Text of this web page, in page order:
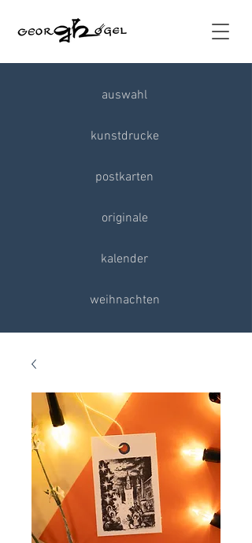
auswahl
kunstdrucke
postkarten
originale
kalender
weihnachten